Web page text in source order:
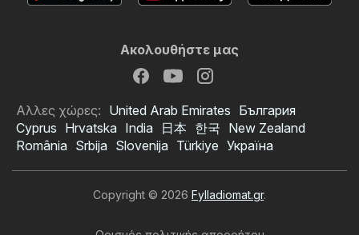
Ακολουθήστε μας
Αλλες χώρες: United Arab Emirates България
Cyprus Hrvatska India 日本 한국 New Zealand
România Srbija Slovenija Türkiye Україна
Copyright © 2026 Fylladiomat.gr.